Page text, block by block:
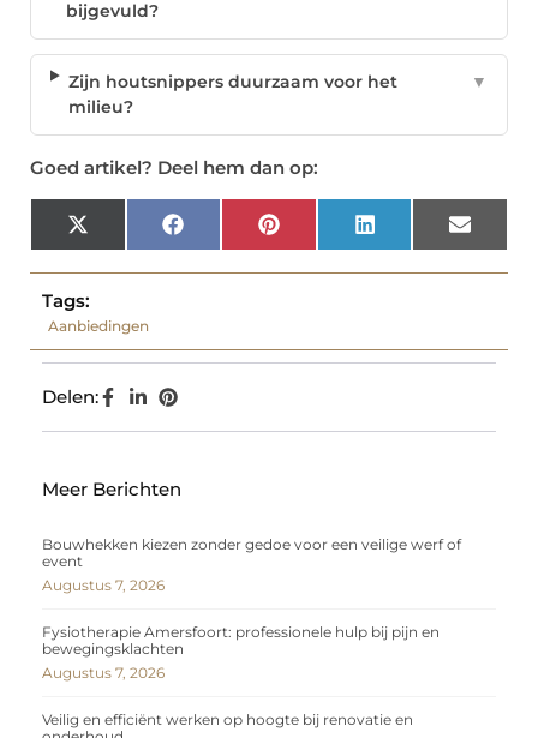
bijgevuld?
Zijn houtsnippers duurzaam voor het
milieu?
▼
Goed artikel? Deel hem dan op:
X
(Twitter)
Facebook Pinterest LinkedIn Email
Tags:
Aanbiedingen
Delen:
Meer Berichten
Bouwhekken kiezen zonder gedoe voor een veilige werf of
event
Augustus 7, 2026
Fysiotherapie Amersfoort: professionele hulp bij pijn en
bewegingsklachten
Augustus 7, 2026
Veilig en efficiënt werken op hoogte bij renovatie en